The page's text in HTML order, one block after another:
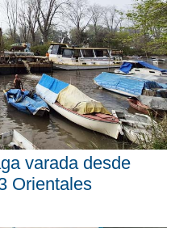
varada desde
Orientales